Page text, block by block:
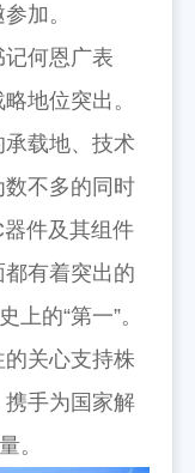
加。
何恩广表
地位突出。
载地、技术
不多的同时
件及其组件
有着突出的
的“第一”。
关心支持株
手为国家解
。